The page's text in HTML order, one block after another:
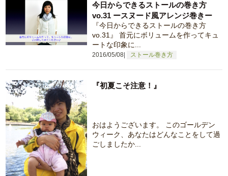
2016/05/08 ストール巻き方
今日からできるストールの巻き方
vo.31 ースヌード風アレンジ巻きー
『今日からできるストールの巻き方
vo.31』 首元にボリュームを作ってキュ
ートな印象に...
『初夏こそ注意！』
おはようございます。 このゴールデン
ウィーク、あなたはどんなことをして過
ごしましたか...